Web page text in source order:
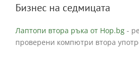
Бизнес на седмицата
Лаптопи втора ръка от Hop.bg -
проверени компютри втора